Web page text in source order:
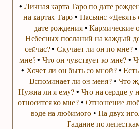
• Личная карта Таро по дате
на картах Таро• Пасьянс «Девять
дате рождения•Кармические
Небесных посланий на каждый
сейчас?•Скучает ли он по мне?
мне?• Что он чувствует ко мне?•
• Хочет ли он быть со мной?•
Вспоминает ли он меня?•Что
Нужна ли я ему?• Что на сердце у
относится ко мне?• Отношение
воде на любимого•На двух
Гадание по